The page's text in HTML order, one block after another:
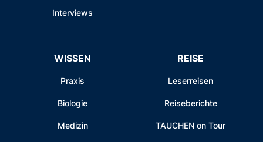
Interviews
WISSEN
Praxis
Biologie
Medizin
REISE
Leserreisen
Reiseberichte
TAUCHEN on Tour